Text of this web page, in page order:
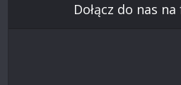
Dołącz do nas